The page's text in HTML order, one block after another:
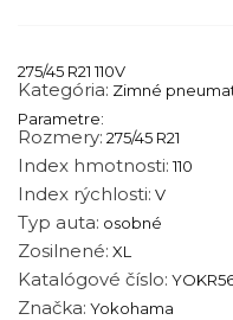
275/45 R21 110V
Kategória: Zimné
Parametre:
Rozmery: 275/45 R21
Index hmotnosti: 110
Index rýchlosti: V
Typ auta: osobné
Zosilnené: XL
Katalógové číslo:
Značka: Yokohama